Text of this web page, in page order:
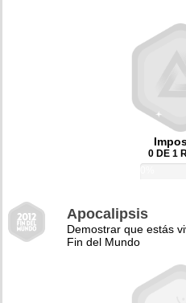
0 DE 1
Apocalipsis
Demostrar que estás
Fin del Mundo